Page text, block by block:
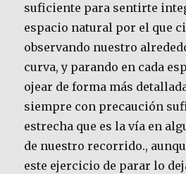
suficiente para sentirte
espacio natural por el que
observando nuestro
curva, y parando en cada
ojear de forma más
siempre con precaución
estrecha que es la vía en
de nuestro recorrido.,
este ejercicio de parar lo